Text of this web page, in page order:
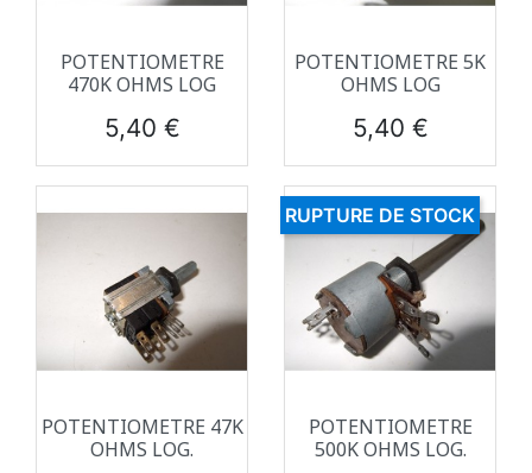
POTENTIOMETRE
470K OHMS LOG
Prix
5,40 €
POTENTIOMETRE 5K
OHMS LOG
Prix
5,40 €
POTENTIOMETRE 47K
OHMS LOG.
POTENTIOMETRE
500K OHMS LOG.
RUPTURE DE STOCK